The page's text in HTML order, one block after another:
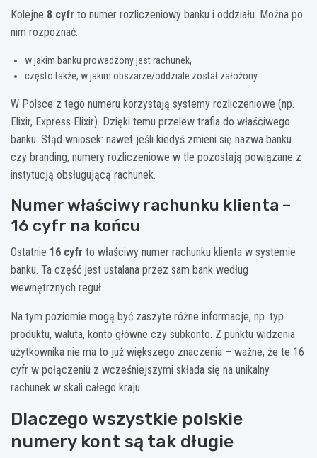
Kolejne 8 cyfr to numer rozliczeniowy banku i oddziału. Można po
nim rozpoznać:
w jakim banku prowadzony jest rachunek,
często także, w jakim obszarze/oddziale został założony.
W Polsce z tego numeru korzystają systemy rozliczeniowe (np.
Elixir, Express Elixir). Dzięki temu przelew trafia do właściwego
banku. Stąd wniosek: nawet jeśli kiedyś zmieni się nazwa banku
czy branding, numery rozliczeniowe w tle pozostają powiązane z
instytucją obsługującą rachunek.
Numer właściwy rachunku klienta –
16 cyfr na końcu
Ostatnie 16 cyfr to właściwy numer rachunku klienta w systemie
banku. Ta część jest ustalana przez sam bank według
wewnętrznych reguł.
Na tym poziomie mogą być zaszyte różne informacje, np. typ
produktu, waluta, konto główne czy subkonto. Z punktu widzenia
użytkownika nie ma to już większego znaczenia – ważne, że te 16
cyfr w połączeniu z wcześniejszymi składa się na unikalny
rachunek w skali całego kraju.
Dlaczego wszystkie polskie
numery kont są tak długie